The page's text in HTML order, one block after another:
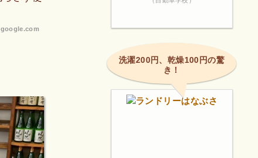
洗濯200円、乾燥100円の驚
き！